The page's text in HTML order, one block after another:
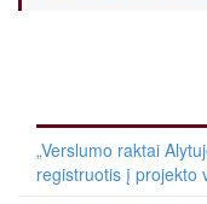
„Verslumo raktai
registruotis į projekto